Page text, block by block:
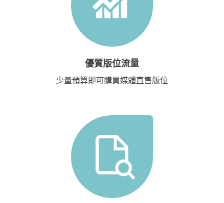
優質版位流量
少量預算即可購買媒體直售版位